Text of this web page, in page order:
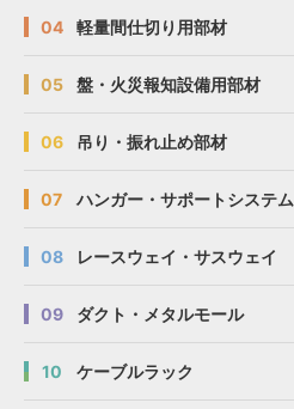
04 軽量間仕切り用部材
05 盤・火災報知設備用部材
06 吊り・振れ止め部材
07 ハンガー・サポートシステム
08 レースウェイ・サスウェイ
09 ダクト・メタルモール
10 ケーブルラック